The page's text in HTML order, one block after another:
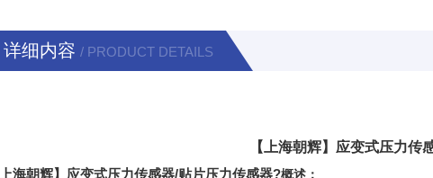
详细内容 / PRODUCT DETAILS
【上海朝辉】应变式压力传
上海朝辉】应变式压力传感器/贴片压力传感器?概述：